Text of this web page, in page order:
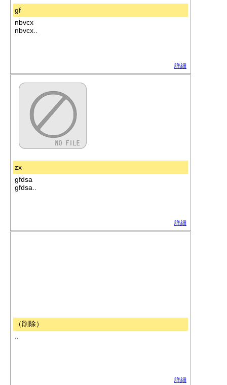
gf
nbvcx
nbvcx..
詳細
zx
gfdsa
gfdsa..
詳細
（削除）
..
詳細